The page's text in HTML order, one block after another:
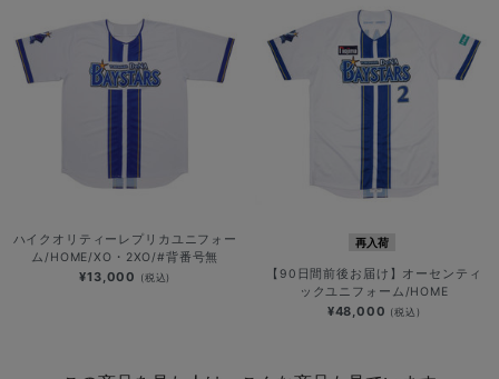
ハイクオリティーレプリカユニフォー
ム/HOME/XO・2XO/#背番号無
¥13,000 (税込)
再入荷
【90日間前後お届け】オーセンティ
ックユニフォーム/HOME
¥48,000 (税込)